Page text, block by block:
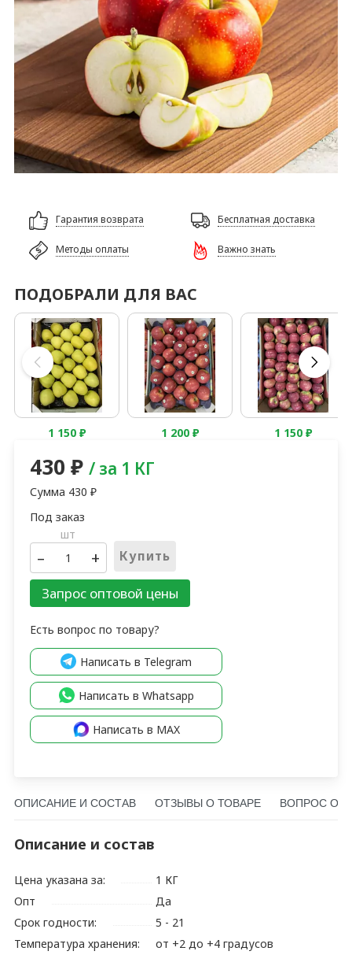
Гарантия возврата Бесплатная доставка
Методы оплаты Важно знать
ПОДОБРАЛИ ДЛЯ ВАС
1 150₽ 1 200₽ 1 150₽
430 ₽ / за 1 КГ
Сумма 430 ₽
шт
– + Купить
Запрос оптовой цены
Есть вопрос по товару?
Написать в Telegram
Написать в Whatsapp
Написать в MAX
ОПИСАНИЕ И СОСТАВ ОТЗЫВЫ О ТОВАРЕ ВОПРОС О
Описание и состав
Цена указана за:
1 КГ
Опт
Да
Срок годности:
5 - 21
Температура хранения:
от +2 до +4 градусов